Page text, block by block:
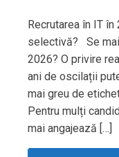
Recrutarea în IT
selectivă? Se mai
2026? O privire
ani de oscilații
mai greu de
Pentru mulți
mai angajează […]